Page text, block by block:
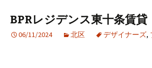
BPRレジデンス東十条賃貸
06/11/2024 北区 デザイナーズ,